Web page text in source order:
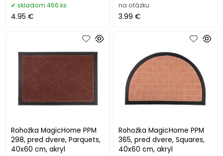
skladom 466 ks
4.95 €
na otázku
3.99 €
Rohožka MagicHome PPM
298, pred dvere, Parquets,
40x60 cm, akryl
Rohožka MagicHome PPM
365, pred dvere, Squares,
40x60 cm, akryl